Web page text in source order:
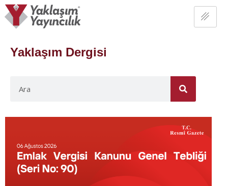
Yaklaşım Dergisi